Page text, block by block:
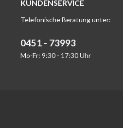
KUNDENSERVICE
Telefonische Beratung unter:
0451 - 73993
Mo-Fr: 9:30 - 17:30 Uhr